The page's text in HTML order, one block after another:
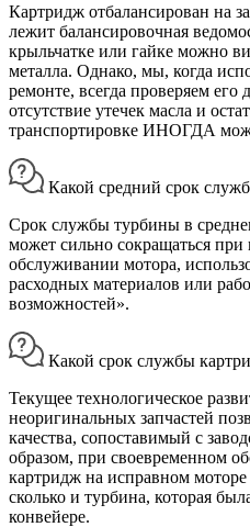
Картридж отбалансирован на
лежит балансировочная
крыльчатке или гайке можно
металла. Однако, мы, когда
ремонте, всегда проверяем его
отсутствие утечек масла и
транспортировке ИНОГДА
Какой средний срок
Срок службы турбины в
может сильно сокращаться
обслуживании мотора,
расходных материалов или
возможностей».
Какой срок службы
Текущее технологическое
неоригинальных запчастей
качества, сопоставимый с
образом, при своевременном
картридж на исправном моторе
сколько и турбина, которая
конвейере.